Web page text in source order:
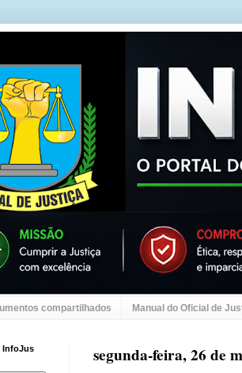
compartilhados Manual do Oficial de
segunda-feira, 26 de
InfoJus